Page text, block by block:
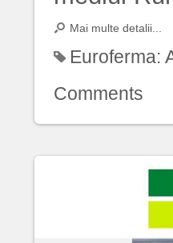
Mai multe detalii...
Euroferma:
Comments